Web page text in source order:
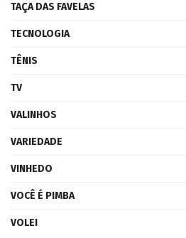
TAÇA DAS FAVELAS
TECNOLOGIA
TÊNIS
TV
VALINHOS
VARIEDADE
VINHEDO
VOCÊ É PIMBA
VOLEI